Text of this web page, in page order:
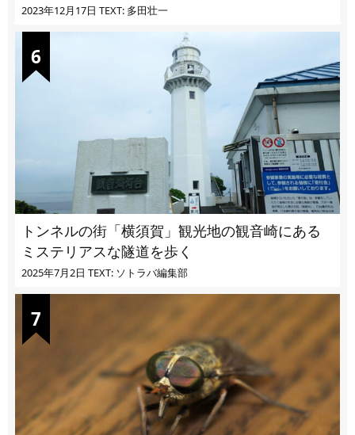
2023年12月17日 TEXT: 多田壮一
トンネルの街「横須賀」観光地の観音崎にある
ミステリアスな隧道を歩く
2025年7月2日 TEXT: ソトラバ編集部